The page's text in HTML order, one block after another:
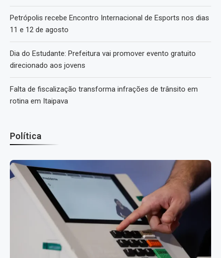
Petrópolis recebe Encontro Internacional de Esports nos dias
11 e 12 de agosto
Dia do Estudante: Prefeitura vai promover evento gratuito
direcionado aos jovens
Falta de fiscalização transforma infrações de trânsito em
rotina em Itaipava
Política